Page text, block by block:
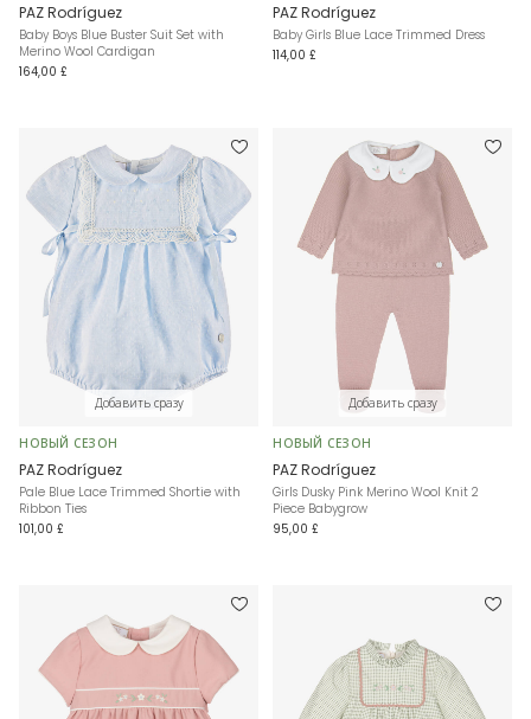
PAZ Rodríguez
Baby Boys Blue Buster Suit Set with
Merino Wool Cardigan
164,00 £
PAZ Rodríguez
Baby Girls Blue Lace Trimmed Dress
114,00 £
Добавить сразу
НОВЫЙ СЕЗОН
PAZ Rodríguez
Pale Blue Lace Trimmed Shortie with
Ribbon Ties
101,00 £
Добавить сразу
НОВЫЙ СЕЗОН
PAZ Rodríguez
Girls Dusky Pink Merino Wool Knit 2
Piece Babygrow
95,00 £